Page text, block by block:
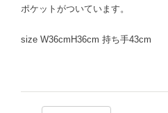
ポケットがついています。
size W36cmH36cm 持ち手43cm